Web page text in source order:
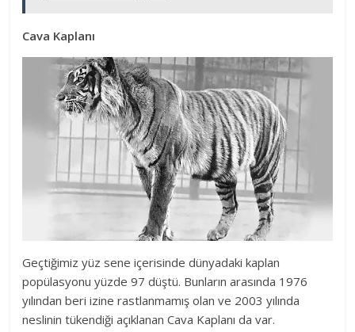
Cava Kaplanı
Geçtiğimiz yüz sene içerisinde dünyadaki kaplan
popülasyonu yüzde 97 düştü. Bunların arasında 1976
yılından beri izine rastlanmamış olan ve 2003 yılında
neslinin tükendiği açıklanan Cava Kaplanı da var.